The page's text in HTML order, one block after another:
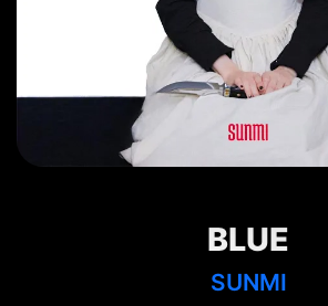
BLUE
SUNMI